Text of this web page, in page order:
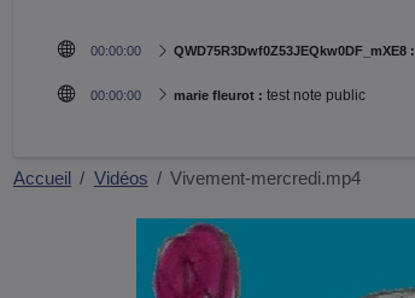
00:00:00 QWD75R3Dwf0Z53JEQkw0DF_mXE8 :
00:00:00 marie fleurot : test note public
Accueil Vidéos Vivement-mercredi.mp4